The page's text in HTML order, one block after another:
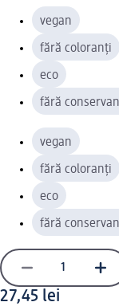
vegan
fără coloranți
eco
fără
vegan
fără coloranți
eco
fără
27,45 lei